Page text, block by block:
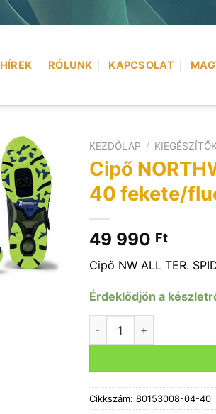
HÍREK RÓLUNK KAPCSOLAT
KEZDŐLAP / KIEGÉSZÍTŐK
Cipő
40 fekete/
49 990 Ft
Cipő NW ALL TER.
Érdeklődjön a
Cikkszám: 80153008-04-40